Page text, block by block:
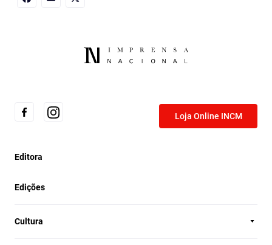
Loja Online INCM
Editora
Edições
Cultura